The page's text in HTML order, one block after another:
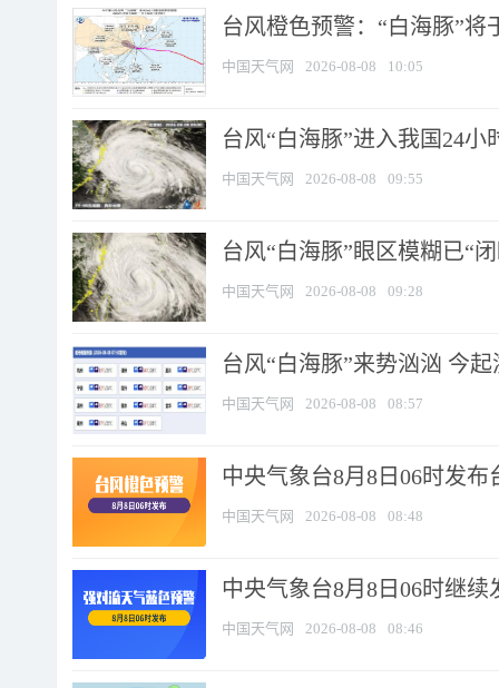
台风橙色预警：“白海豚”将
中国天气网 2026-08-08 10:05
台风“白海豚”进入我国24
中国天气网 2026-08-08 09:55
台风“白海豚”眼区模糊已“
中国天气网 2026-08-08 09:28
台风“白海豚”来势汹汹 今
中国天气网 2026-08-08 08:57
中央气象台8月8日06时发布
中国天气网 2026-08-08 08:48
中央气象台8月8日06时继
中国天气网 2026-08-08 08:46